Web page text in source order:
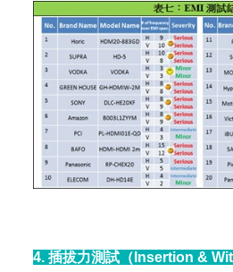
4. 插拔力測試（Insertion &